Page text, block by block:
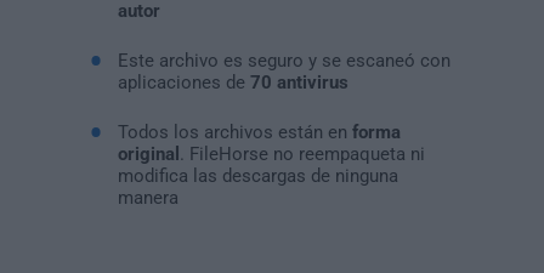
autor
Este archivo es seguro y se escaneó con
aplicaciones de 70 antivirus
Todos los archivos están en forma
original
. FileHorse no reempaqueta ni
modifica las descargas de ninguna
manera